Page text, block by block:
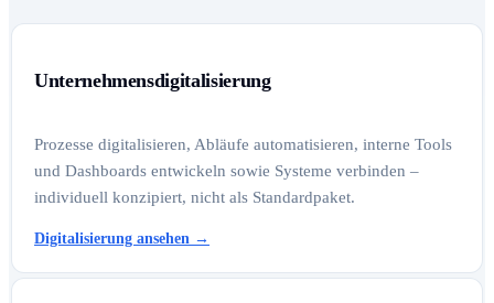
Unternehmensdigitalisierung
Prozesse digitalisieren, Abläufe automatisieren, interne Tools
und Dashboards entwickeln sowie Systeme verbinden –
individuell konzipiert, nicht als Standardpaket.
Digitalisierung ansehen →